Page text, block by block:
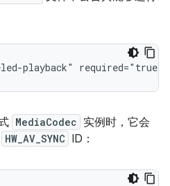
MediaCodec 实例时，它会
HW_AV_SYNC ID：